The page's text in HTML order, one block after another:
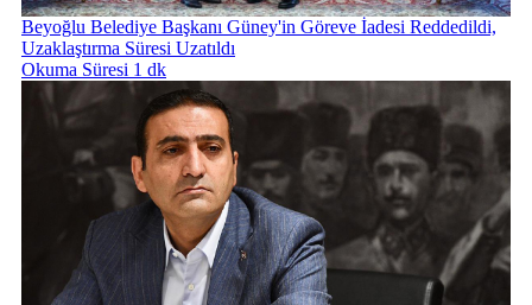
Beyoğlu Belediye Başkanı Güney'in Göreve İadesi Reddedildi,
Uzaklaştırma Süresi Uzatıldı
Okuma Süresi 1 dk